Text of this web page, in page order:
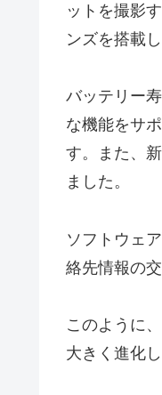
ットを撮影
ンズを搭載
バッテリー
な機能をサ
す。また、
ました。
ソフトウェ
絡先情報の
このように
大きく進化